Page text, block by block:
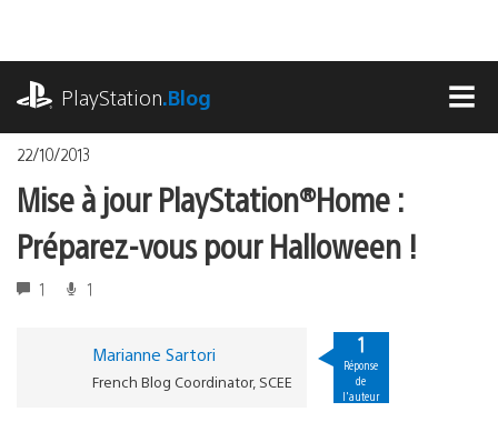
contenu
PlayStation.Blog
22/10/2013
Mise à jour PlayStation®Home :
Préparez-vous pour Halloween !
1 1
Marianne Sartori
French Blog Coordinator, SCEE
1
Réponse
de
l'auteur